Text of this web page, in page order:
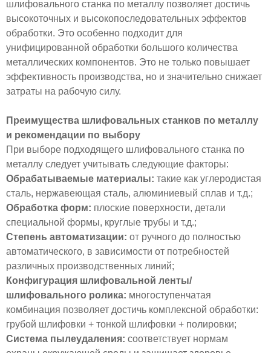
шлифовального станка по металлу позволяет достичь
высокоточных и высокопоследовательных эффектов
обработки. Это особенно подходит для
унифицированной обработки большого количества
металлических компонентов. Это не только повышает
эффективность производства, но и значительно снижает
затраты на рабочую силу.
Преимущества шлифовальных станков по металлу
и рекомендации по выбору
При выборе подходящего шлифовального станка по
металлу следует учитывать следующие факторы:
Обрабатываемые материалы: такие как углеродистая
сталь, нержавеющая сталь, алюминиевый сплав и т.д.;
Обработка форм: плоские поверхности, детали
специальной формы, круглые трубы и т.д.;
Степень автоматизации: от ручного до полностью
автоматического, в зависимости от потребностей
различных производственных линий;
Конфигурация шлифовальной ленты/
шлифовального ролика: многоступенчатая
комбинация позволяет достичь комплексной обработки:
грубой шлифовки + тонкой шлифовки + полировки;
Система пылеудаления: соответствует нормам